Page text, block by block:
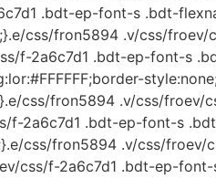
.bdt-ep-font-s .bdt-
css/fron5894 .v/css/
f-2a6c7d1 .bdt-ep-font-s
css/fron5894 .v/css/
f-2a6c7d1 .bdt-ep-font-s
css/fron5894 .v/css/
css/f-2a6c7d1 .bdt-ep-